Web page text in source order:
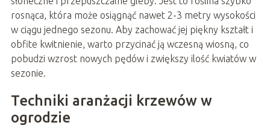
rosnąca, która może osiągnąć nawet 2-3 metry wysokości
w ciągu jednego sezonu. Aby zachować jej piękny kształt i
obfite kwitnienie, warto przycinać ją wczesną wiosną, co
pobudzi wzrost nowych pędów i zwiększy ilość kwiatów w
sezonie.
Techniki aranżacji krzewów w
ogrodzie